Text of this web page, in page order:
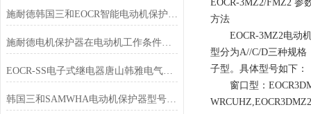
施耐德韩国三和EOCR智能电动机保护器石油化工行业应用
施耐德电机保护器在电动机工作条件下有哪些选择？
EOCR-SS电子式继电器唐山韩雅电气专业销售
韩国三和SAMWHA电动机保护器型号大全
EOCR-3MZ2/FMZ2 参
方法
EOCR-3MZ2电动机
型分为A//C/D三种规格
子型。具体型号如下：
窗口型：